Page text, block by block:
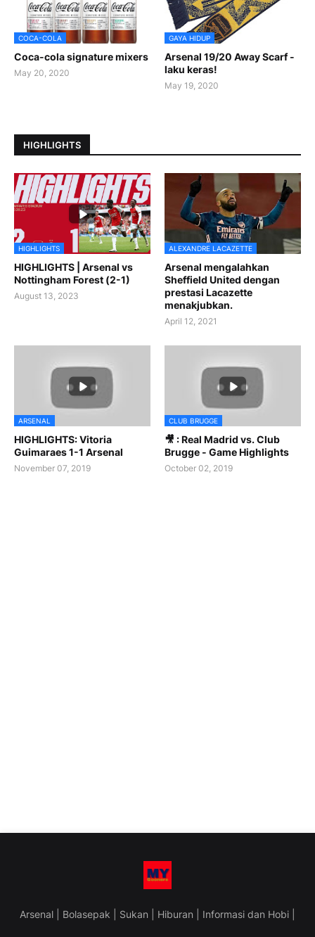
COCA-COLA
Coca-cola signature mixers
May 20, 2020
GAYA HIDUP
Arsenal 19/20 Away Scarf -
laku keras!
May 19, 2020
HIGHLIGHTS
HIGHLIGHTS
HIGHLIGHTS | Arsenal vs
Nottingham Forest (2-1)
August 13, 2023
ALEXANDRE LACAZETTE
Arsenal mengalahkan
Sheffield United dengan
prestasi Lacazette
menakjubkan.
April 12, 2021
ARSENAL
HIGHLIGHTS: Vitoria
Guimaraes 1-1 Arsenal
November 07, 2019
CLUB BRUGGE
🎥 : Real Madrid vs. Club
Brugge - Game Highlights
October 02, 2019
Arsenal | Bolasepak | Sukan | Hiburan | Informasi dan Hobi |